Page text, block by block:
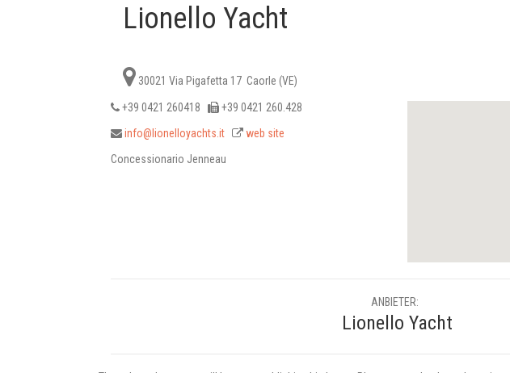
Lionello Yacht
30021 Via Pigafetta 17 Caorle (VE)
+39 0421 260418
+39 0421 260.428
info@lionelloyachts.it
web site
Concessionario Jenneau
ANBIETER:
Lionello Yacht